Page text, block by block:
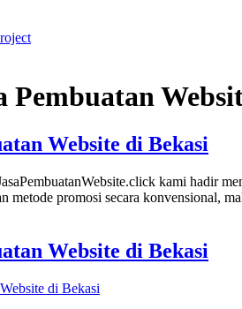
Pembuatan
Website di Bekasi
kami hadir
metode promosi secara konvensional,
Website di Bekasi